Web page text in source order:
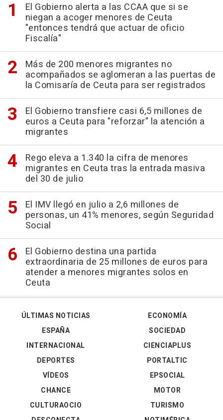
El Gobierno alerta a las CCAA que si se
niegan a acoger menores de Ceuta
"entonces tendrá que actuar de oficio
Fiscalía"
Más de 200 menores migrantes no
acompañados se aglomeran a las puertas de
la Comisaría de Ceuta para ser registrados
El Gobierno transfiere casi 6,5 millones de
euros a Ceuta para "reforzar" la atención a
migrantes
Rego eleva a 1.340 la cifra de menores
migrantes en Ceuta tras la entrada masiva
del 30 de julio
El IMV llegó en julio a 2,6 millones de
personas, un 41% menores, según Seguridad
Social
El Gobierno destina una partida
extraordinaria de 25 millones de euros para
atender a menores migrantes solos en
Ceuta
ÚLTIMAS NOTICIAS
ESPAÑA
INTERNACIONAL
DEPORTES
VÍDEOS
ECONOMÍA
SOCIEDAD
CIENCIAPLUS
PORTALTIC
EPSOCIAL
CHANCE
CULTURAOCIO
MOTOR
TURISMO